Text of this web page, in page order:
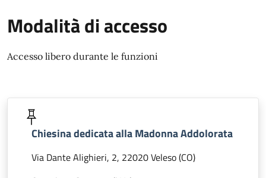
Modalità di accesso
Accesso libero durante le funzioni
Chiesina dedicata alla Madonna Addolorata
Via Dante Alighieri, 2, 22020 Veleso (CO)